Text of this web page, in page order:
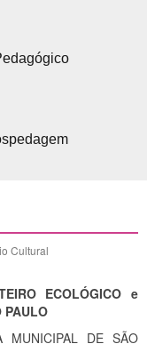
Cultural
ECOLÓGICO e
PAULO
MUNICIPAL DE SÃO